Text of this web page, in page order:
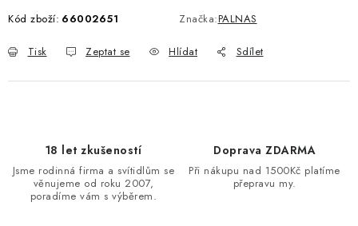
Kód zboží: 66002651 Značka:PALNAS
Tisk Zeptat se Hlídat Sdílet
18 let zkušeností
Jsme rodinná firma a svítidlům se
věnujeme od roku 2007,
poradíme vám s výběrem.
Doprava ZDARMA
Při nákupu nad 1500Kč platíme
přepravu my.